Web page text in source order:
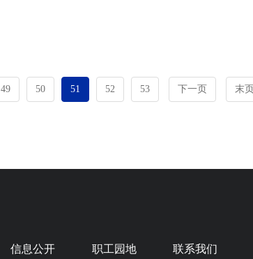
49 50 51 52 53 下一页 末页
信息公开 职工园地 联系我们